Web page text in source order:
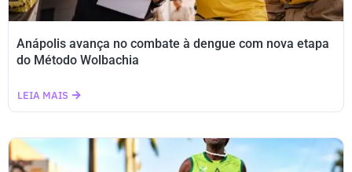
Anápolis avança no combate à dengue com nova etapa
do Método Wolbachia
LEIA MAIS